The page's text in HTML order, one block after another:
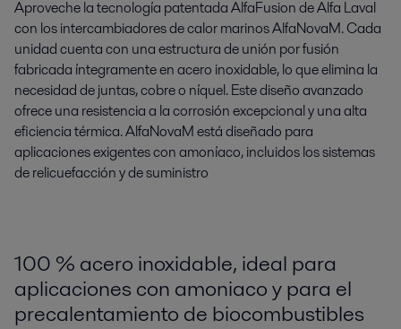
Aproveche la tecnología patentada AlfaFusion de Alfa Laval
con los intercambiadores de calor marinos AlfaNovaM. Cada
unidad cuenta con una estructura de unión por fusión
fabricada íntegramente en acero inoxidable, lo que elimina la
necesidad de juntas, cobre o níquel. Este diseño avanzado
ofrece una resistencia a la corrosión excepcional y una alta
eficiencia térmica. AlfaNovaM está diseñado para
aplicaciones exigentes con amoníaco, incluidos los sistemas
de relicuefacción y de suministro
100 % acero inoxidable, ideal para
aplicaciones con amoniaco y para el
precalentamiento de biocombustibles